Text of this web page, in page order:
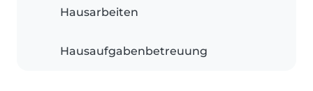
Hausarbeiten
Hausaufgabenbetreuung